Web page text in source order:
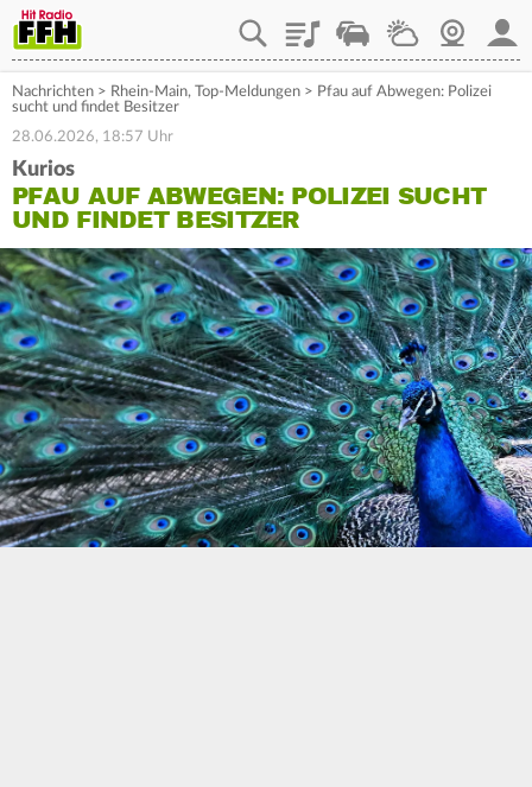
PlaylistStaupilotWetterWebcam
Nachrichten > Rhein-Main, Top-Meldungen > Pfau auf Abwegen: Polizei
sucht und findet Besitzer
28.06.2026, 18:57 Uhr
Kurios
PFAU AUF ABWEGEN: POLIZEI SUCHT
UND FINDET BESITZER